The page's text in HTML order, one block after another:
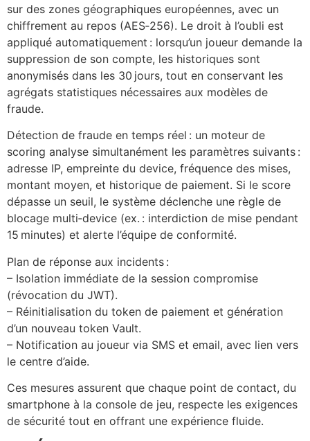
sur des zones géographiques européennes, avec un
chiffrement au repos (AES‑256). Le droit à l’oubli est
appliqué automatiquement : lorsqu’un joueur demande la
suppression de son compte, les historiques sont
anonymisés dans les 30 jours, tout en conservant les
agrégats statistiques nécessaires aux modèles de
fraude.
Détection de fraude en temps réel : un moteur de
scoring analyse simultanément les paramètres suivants :
adresse IP, empreinte du device, fréquence des mises,
montant moyen, et historique de paiement. Si le score
dépasse un seuil, le système déclenche une règle de
blocage multi‑device (ex. : interdiction de mise pendant
15 minutes) et alerte l’équipe de conformité.
Plan de réponse aux incidents :
– Isolation immédiate de la session compromise
(révocation du JWT).
– Réinitialisation du token de paiement et génération
d’un nouveau token Vault.
– Notification au joueur via SMS et email, avec lien vers
le centre d’aide.
Ces mesures assurent que chaque point de contact, du
smartphone à la console de jeu, respecte les exigences
de sécurité tout en offrant une expérience fluide.